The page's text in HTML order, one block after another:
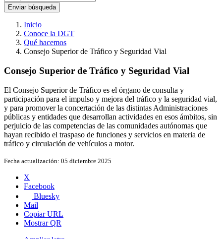
Enviar búsqueda
Inicio
Conoce la DGT
Qué hacemos
Consejo Superior de Tráfico y Seguridad Vial
Consejo Superior de Tráfico y Seguridad Vial
El Consejo Superior de Tráfico es el órgano de consulta y
participación para el impulso y mejora del tráfico y la seguridad vial,
y para promover la concertación de las distintas Administraciones
públicas y entidades que desarrollan actividades en esos ámbitos, sin
perjuicio de las competencias de las comunidades autónomas que
hayan recibido el traspaso de funciones y servicios en materia de
tráfico y circulación de vehículos a motor.
Fecha actualización: 05 diciembre 2025
X
Facebook
Bluesky
Mail
Copiar URL
Mostrar QR